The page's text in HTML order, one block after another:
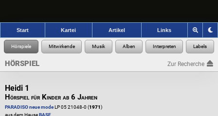
Start Kartei Artikel Links
HÖRSPIEL Zur Recherche
Heidi 1
Hörspiel für Kinder ab 6 Jahren
PARADISO neue modeLP 05 21048-0 (1971 )